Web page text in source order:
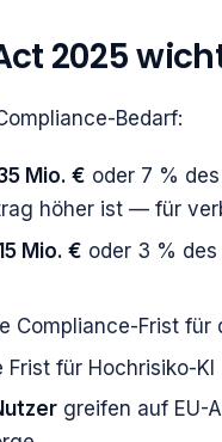
2025
Bedarf:
Mio. € oder 7 %
höher ist — für
Mio. € oder 3 % des
Compliance-Frist für
Frist für Hochrisiko-
greifen auf EU-